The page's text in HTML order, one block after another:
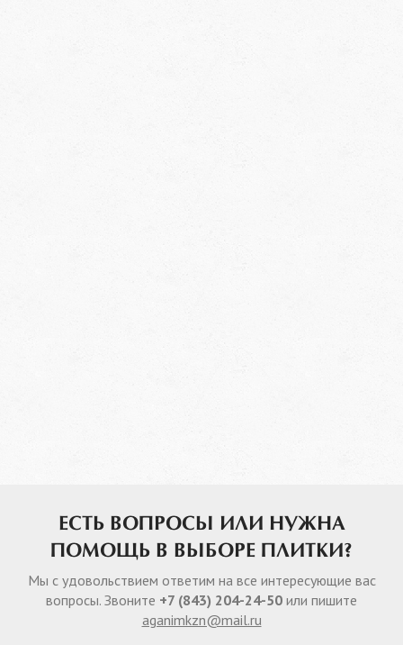
ЕСТЬ ВОПРОСЫ ИЛИ НУЖНА
ПОМОЩЬ В ВЫБОРЕ ПЛИТКИ?
Мы с удовольствием ответим на все интересующие вас
вопросы. Звоните +7 (843) 204-24-50 или пишите
aganimkzn@mail.ru